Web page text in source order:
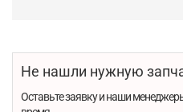
Не нашли нужную
Оставьте заявку и наши